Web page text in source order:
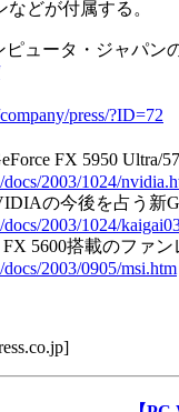
どが付属する。
ュータ・ジャパン
press/?ID=72
FX 5950 Ultra/
2003/1024/
の今後を占う新
2003/1024/
FX 5600搭載のファ
2003/0905/msi.htm
]